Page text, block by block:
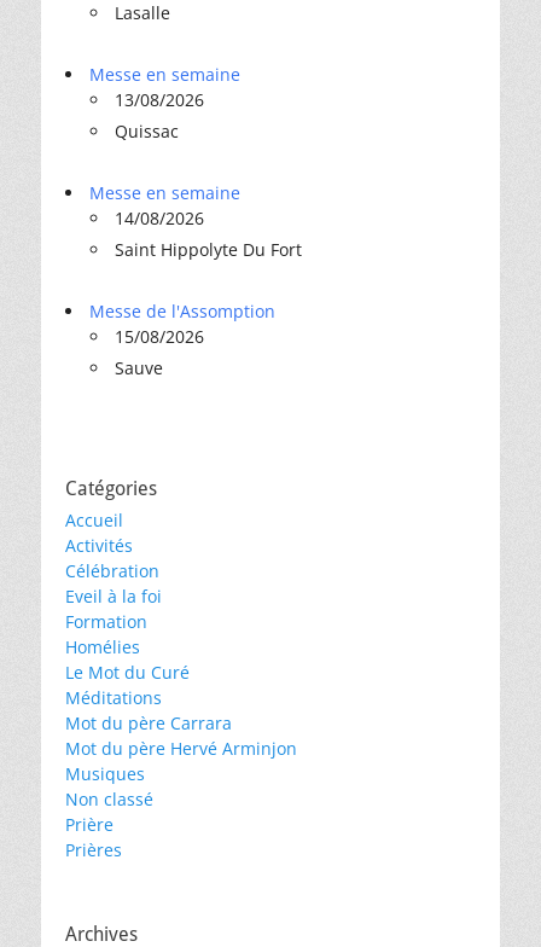
Lasalle
Messe en semaine
13/08/2026
Quissac
Messe en semaine
14/08/2026
Saint Hippolyte Du Fort
Messe de l'Assomption
15/08/2026
Sauve
Catégories
Accueil
Activités
Célébration
Eveil à la foi
Formation
Homélies
Le Mot du Curé
Méditations
Mot du père Carrara
Mot du père Hervé Arminjon
Musiques
Non classé
Prière
Prières
Archives